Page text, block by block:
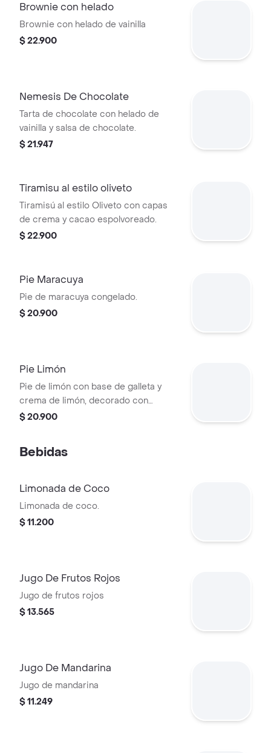
Brownie con helado
Brownie con helado de vainilla
$ 22.900
Nemesis De Chocolate
Tarta de chocolate con helado de
vainilla y salsa de chocolate.
$ 21.947
Tiramisu al estilo oliveto
Tiramisú al estilo Oliveto con capas
de crema y cacao espolvoreado.
$ 22.900
Pie Maracuya
Pie de maracuya congelado.
$ 20.900
Pie Limón
Pie de limón con base de galleta y
crema de limón, decorado con
ralladura de limón.
$ 20.900
Bebidas
Limonada de Coco
Limonada de coco.
$ 11.200
Jugo De Frutos Rojos
Jugo de frutos rojos
$ 13.565
Jugo De Mandarina
Jugo de mandarina
$ 11.249